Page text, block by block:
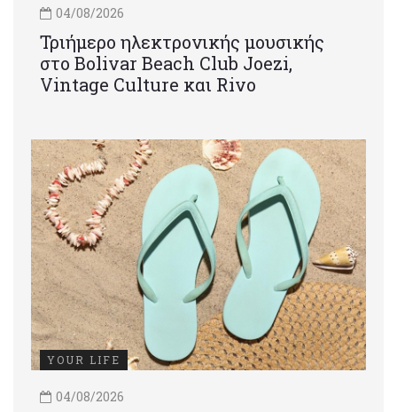
04/08/2026
Τριήμερο ηλεκτρονικής μουσικής
στο Bolivar Beach Club Joezi,
Vintage Culture και Rivo
YOUR LIFE
04/08/2026